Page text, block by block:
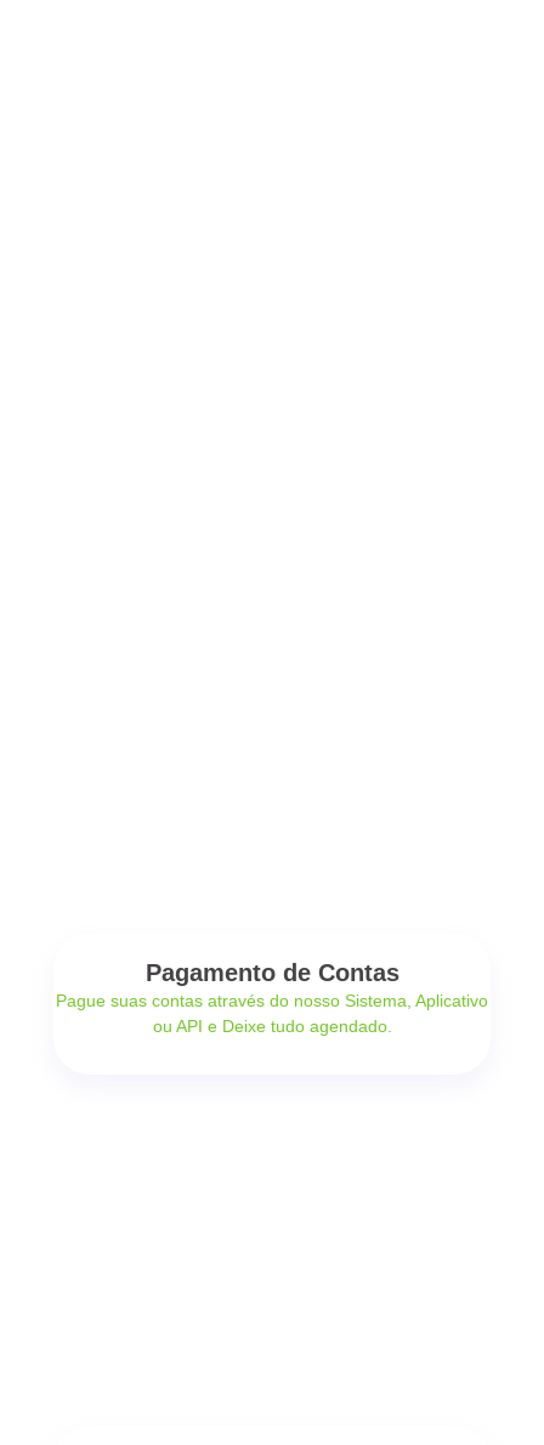
Pagamento de Contas
Pague suas contas através do nosso Sistema, Aplicativo
ou API e Deixe tudo agendado.